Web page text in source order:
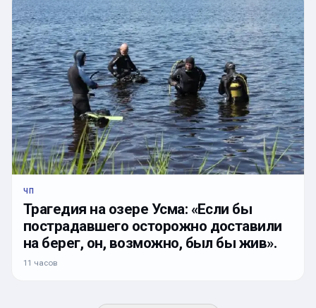
ЧП
Трагедия на озере Усма: «Если бы
пострадавшего осторожно доставили
на берег, он, возможно, был бы жив».
11 часов